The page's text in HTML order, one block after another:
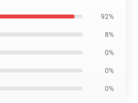
92%
8%
0%
0%
0%